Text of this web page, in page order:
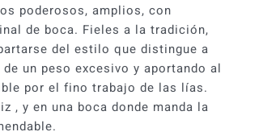
€.
€.
poderosos, amplios, con
de boca. Fieles a la tradición,
del estilo que distingue a
un peso excesivo y aportando al
por el fino trabajo de las lías.
, y en una boca donde manda la